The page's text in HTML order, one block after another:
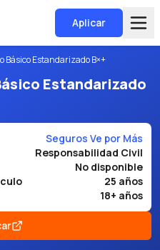
Aplicar
Básico Estandarizado B×+
Estandarizado
Seguros Ve por Más
Responsabilidad Civil
No disponible
25 años
18+ años